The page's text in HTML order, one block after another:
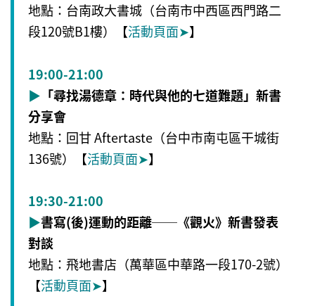
地點：台南政大書城（台南市中西區西門路二
段120號B1樓）【活動頁面➤】
19:00-21:00
▶ 「尋找湯德章：時代與他的七道難題」新書
分享會
地點：回甘 Aftertaste（台中市南屯區干城街
136號）【活動頁面➤】
19:30-21:00
▶書寫(後)運動的距離──《觀火》新書發表
對談
地點：飛地書店（萬華區中華路一段170-2號）
【活動頁面➤】